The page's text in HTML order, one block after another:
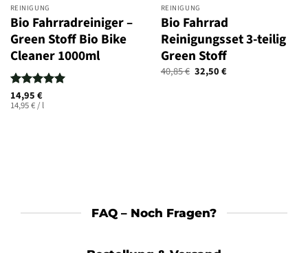
REINIGUNG
Bio Fahrradreiniger –
Green Stoff Bio Bike
Cleaner 1000ml
Bewertet
mit5von
14,95€
14,95€/ l
REINIGUNG
Bio Fahrrad
Reinigungsset 3-teilig
Green Stoff
40,85€ Ursprünglicher
Preis
32,50€Aktueller
FAQ – Noch Fragen?